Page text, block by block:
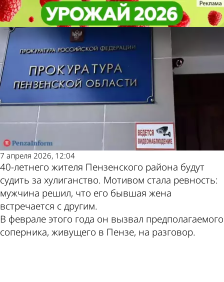
Житель Пензенского района из
ревности устроил стрельбу
Криминал
7 апреля 2026, 12:04
40-летнего жителя Пензенского района будут
судить за хулиганство. Мотивом стала ревность:
мужчина решил, что его бывшая жена
встречается с другим.
В феврале этого года он вызвал предполагаемого
соперника, живущего в Пензе, на разговор.
Житель Пензенского района из
ревности устроил стрельбу
Криминал
Другие новости по
теме
Погода и курсы
валют в Пензе